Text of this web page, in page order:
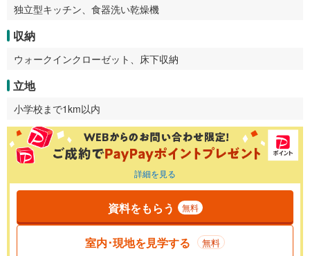
独立型キッチン、食器洗い乾燥機
収納
ウォークインクローゼット、床下収納
立地
小学校まで1km以内
詳細を見る
資料をもらう 無料
室内･現地を見学する 無料